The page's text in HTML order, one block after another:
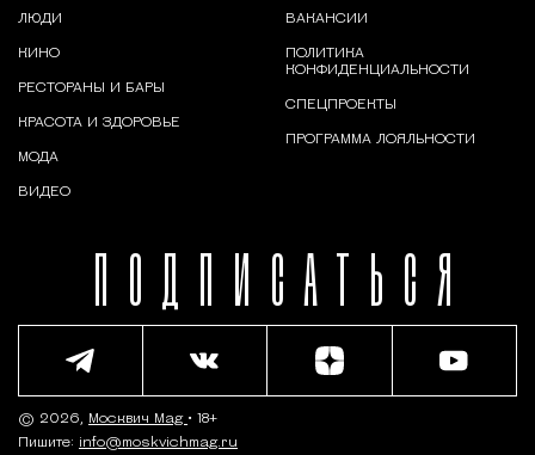
ПОДПИСАТЬСЯ
ЛЮДИ
КИНО
РЕСТОРАНЫ И БАРЫ
КРАСОТА И ЗДОРОВЬЕ
МОДА
ВИДЕО
ВАКАНСИИ
ПОЛИТИКА
КОНФИДЕНЦИАЛЬНОСТИ
СПЕЦПРОЕКТЫ
ПРОГРАММА ЛОЯЛЬНОСТИ
© 2026, Москвич Mag • 18+
Пишите: info@moskvichmag.ru